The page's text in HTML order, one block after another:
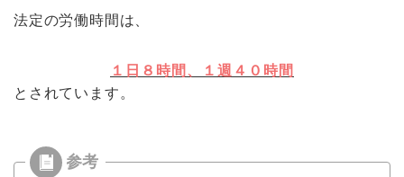
法定の労働時間は、
１日８時間、１週４０時間
とされています。